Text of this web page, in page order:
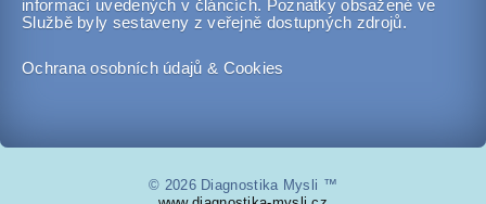
informací uvedených v článcích. Poznatky obsažené ve
Službě byly sestaveny z veřejně dostupných zdrojů.
Ochrana osobních údajů & Cookies
© 2026 Diagnostika Mysli ™